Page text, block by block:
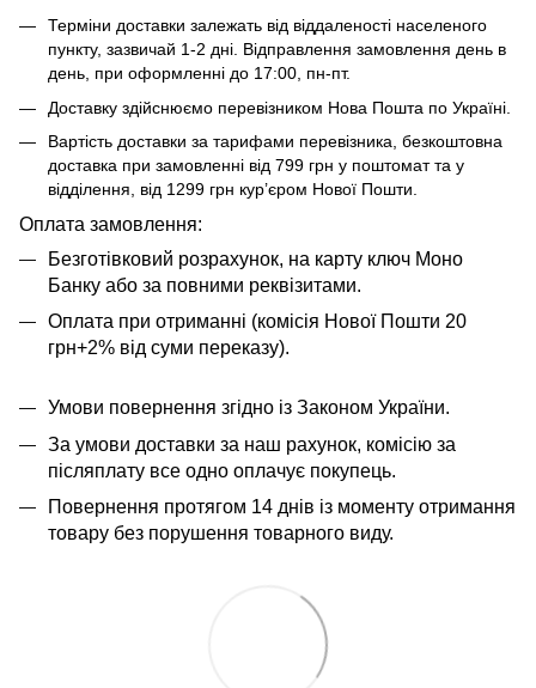
Терміни доставки залежать від віддаленості населеного
пункту, зазвичай 1-2 дні. Відправлення замовлення день в
день, при оформленні до 17:00, пн-пт.
Доставку здійснюємо перевізником Нова Пошта по Україні.
Вартість доставки за тарифами перевізника, безкоштовна
доставка при замовленні від 799 грн у поштомат та у
відділення, від 1299 грн кур’єром Нової Пошти.
​​​​Оплата замовлення:
Безготівковий розрахунок, на карту ключ Моно
Банку або за повними реквізитами.
Оплата при отриманні (комісія Нової Пошти 20
грн+2% від суми переказу).
Умови повернення згідно із Законом України.
За умови доставки за наш рахунок, комісію за
післяплату все одно оплачує покупець.
Повернення протягом 14 днів із моменту отримання
товару без порушення товарного виду.